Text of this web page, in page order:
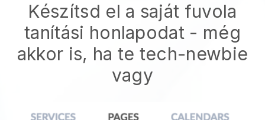
Készítsd el a saját fuvola
tanítási honlapodat - még
akkor is, ha te tech-newbie
vagy